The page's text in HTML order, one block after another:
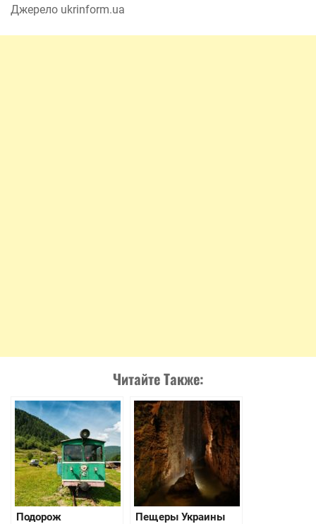
Джерело ukrinform.ua
Читайте Также:
Подорож
Пещеры Украины